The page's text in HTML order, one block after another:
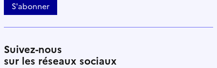
S'abonner
Suivez-nous
sur les réseaux sociaux